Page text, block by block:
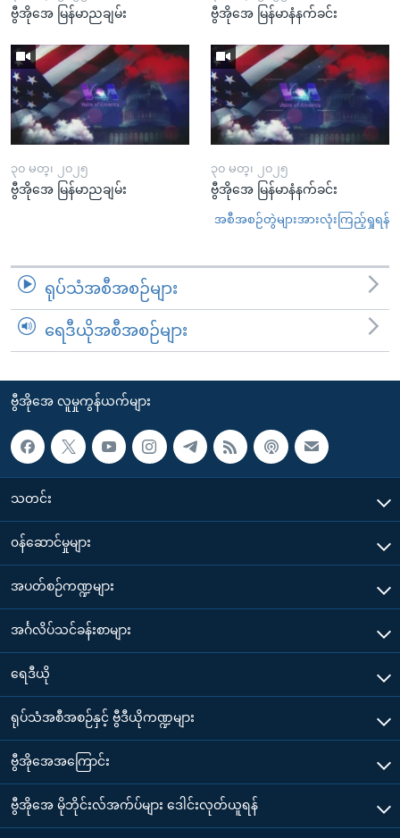
ဗွီအိုအေ မြန်မာညချမ်း ဗွီအိုအေ မြန်မာနံနက်ခင်း
၃၀ မတ္၊ ၂၀၂၅
ဗွီအိုအေ မြန်မာညချမ်း
၃၀ မတ္၊ ၂၀၂၅
ဗွီအိုအေ မြန်မာနံနက်ခင်း
အစီအစဉ်တွဲများအားလုံးကြည့်ရှုရန်
ရုပ်သံအစီအစဉ်များ
ရေဒီယိုအစီအစဉ်များ
ဗွီအိုအေ လူမှုကွန်ယက်များ
သတင်း
၀န်ဆောင်မှုများ
အပတ်စဉ်ကဏ္ဍများ
အင်္ဂလိပ်သင်ခန်းစာများ
ရေဒီယို
ရုပ်သံအစီအစဉ်နှင့် ဗွီဒီယိုကဏ္ဍများ
ဗွီအိုအေအကြောင်း
ဗွီအိုအေ မိုဘိုင်းလ်အက်ပ်များ ဒေါင်းလုတ်ယူရန်